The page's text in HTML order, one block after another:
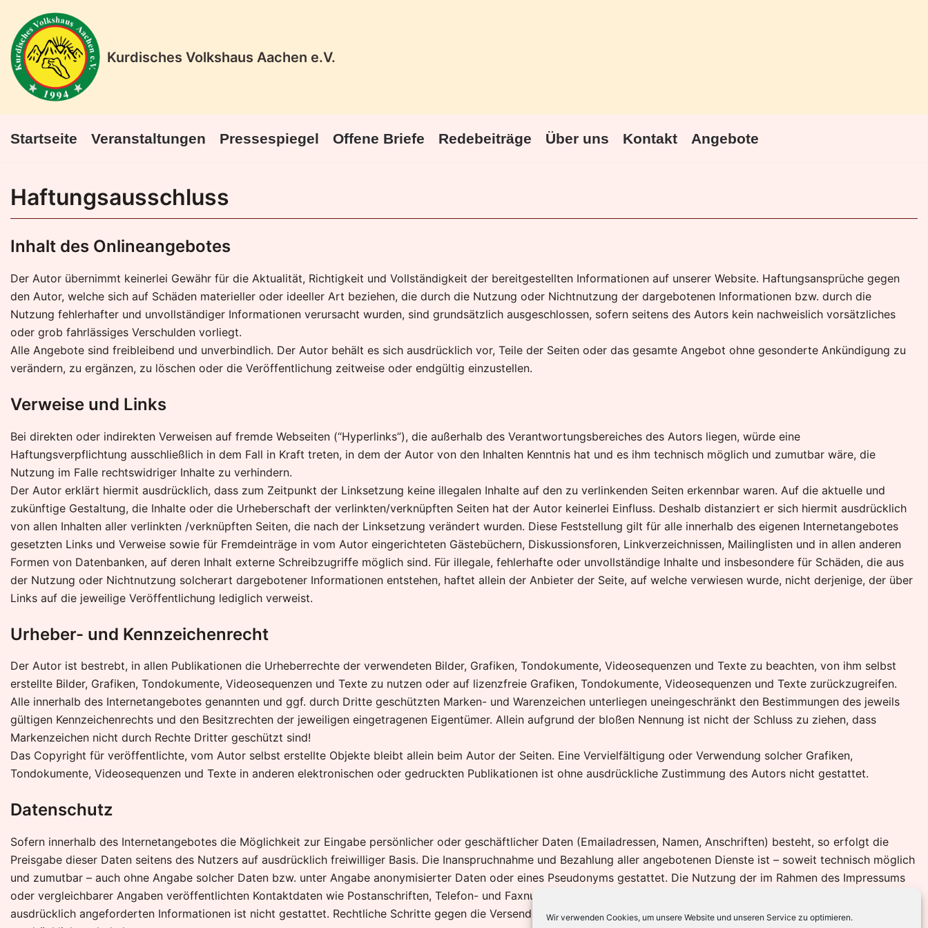
Wir verwenden Cookies, um unsere Website und unseren Service zu optimieren.
Zum
Inhalt
springen
Kurdisches Volkshaus Aachen e.V.
Startseite Veranstaltungen Pressespiegel Offene Briefe Redebeiträge Über uns Kontakt Angebote
Haftungsausschluss
Inhalt des Onlineangebotes
Der Autor übernimmt keinerlei Gewähr für die Aktualität, Richtigkeit und Vollständigkeit der bereitgestellten Informationen auf unserer Website. Haftungsansprüche gegen
den Autor, welche sich auf Schäden materieller oder ideeller Art beziehen, die durch die Nutzung oder Nichtnutzung der dargebotenen Informationen bzw. durch die
Nutzung fehlerhafter und unvollständiger Informationen verursacht wurden, sind grundsätzlich ausgeschlossen, sofern seitens des Autors kein nachweislich vorsätzliches
oder grob fahrlässiges Verschulden vorliegt.
Alle Angebote sind freibleibend und unverbindlich. Der Autor behält es sich ausdrücklich vor, Teile der Seiten oder das gesamte Angebot ohne gesonderte Ankündigung zu
verändern, zu ergänzen, zu löschen oder die Veröffentlichung zeitweise oder endgültig einzustellen.
Verweise und Links
Bei direkten oder indirekten Verweisen auf fremde Webseiten (“Hyperlinks”), die außerhalb des Verantwortungsbereiches des Autors liegen, würde eine
Haftungsverpflichtung ausschließlich in dem Fall in Kraft treten, in dem der Autor von den Inhalten Kenntnis hat und es ihm technisch möglich und zumutbar wäre, die
Nutzung im Falle rechtswidriger Inhalte zu verhindern.
Der Autor erklärt hiermit ausdrücklich, dass zum Zeitpunkt der Linksetzung keine illegalen Inhalte auf den zu verlinkenden Seiten erkennbar waren. Auf die aktuelle und
zukünftige Gestaltung, die Inhalte oder die Urheberschaft der verlinkten/verknüpften Seiten hat der Autor keinerlei Einfluss. Deshalb distanziert er sich hiermit ausdrücklich
von allen Inhalten aller verlinkten /verknüpften Seiten, die nach der Linksetzung verändert wurden. Diese Feststellung gilt für alle innerhalb des eigenen Internetangebotes
gesetzten Links und Verweise sowie für Fremdeinträge in vom Autor eingerichteten Gästebüchern, Diskussionsforen, Linkverzeichnissen, Mailinglisten und in allen anderen
Formen von Datenbanken, auf deren Inhalt externe Schreibzugriffe möglich sind. Für illegale, fehlerhafte oder unvollständige Inhalte und insbesondere für Schäden, die aus
der Nutzung oder Nichtnutzung solcherart dargebotener Informationen entstehen, haftet allein der Anbieter der Seite, auf welche verwiesen wurde, nicht derjenige, der über
Links auf die jeweilige Veröffentlichung lediglich verweist.
Urheber- und Kennzeichenrecht
Der Autor ist bestrebt, in allen Publikationen die Urheberrechte der verwendeten Bilder, Grafiken, Tondokumente, Videosequenzen und Texte zu beachten, von ihm selbst
erstellte Bilder, Grafiken, Tondokumente, Videosequenzen und Texte zu nutzen oder auf lizenzfreie Grafiken, Tondokumente, Videosequenzen und Texte zurückzugreifen.
Alle innerhalb des Internetangebotes genannten und ggf. durch Dritte geschützten Marken- und Warenzeichen unterliegen uneingeschränkt den Bestimmungen des jeweils
gültigen Kennzeichenrechts und den Besitzrechten der jeweiligen eingetragenen Eigentümer. Allein aufgrund der bloßen Nennung ist nicht der Schluss zu ziehen, dass
Markenzeichen nicht durch Rechte Dritter geschützt sind!
Das Copyright für veröffentlichte, vom Autor selbst erstellte Objekte bleibt allein beim Autor der Seiten. Eine Vervielfältigung oder Verwendung solcher Grafiken,
Tondokumente, Videosequenzen und Texte in anderen elektronischen oder gedruckten Publikationen ist ohne ausdrückliche Zustimmung des Autors nicht gestattet.
Datenschutz
Sofern innerhalb des Internetangebotes die Möglichkeit zur Eingabe persönlicher oder geschäftlicher Daten (Emailadressen, Namen, Anschriften) besteht, so erfolgt die
Preisgabe dieser Daten seitens des Nutzers auf ausdrücklich freiwilliger Basis. Die Inanspruchnahme und Bezahlung aller angebotenen Dienste ist – soweit technisch möglich
und zumutbar – auch ohne Angabe solcher Daten bzw. unter Angabe anonymisierter Daten oder eines Pseudonyms gestattet. Die Nutzung der im Rahmen des Impressums
oder vergleichbarer Angaben veröffentlichten Kontaktdaten wie Postanschriften, Telefon- und Faxnummern sowie Emailadressen durch Dritte zur Übersendung von nicht
ausdrücklich angeforderten Informationen ist nicht gestattet. Rechtliche Schritte gegen die Versender von sogenannten Spam-Mails bei Verstössen gegen dieses Verbot sind